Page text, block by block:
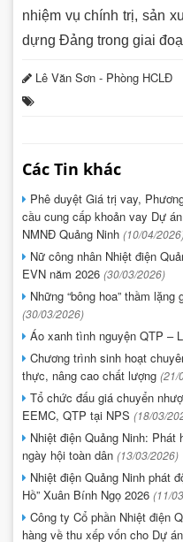
nhiệm vụ chính trị, sản
dựng Đảng trong giai
Lê Văn Sơn - Phòng HCLĐ
Các Tin khác
Phê duyệt Giá trị vay,
cầu cung cấp khoản vay Dự
NMNĐ Quảng Ninh (10/04/
Nữ công nhân Nhiệt điện
EVN năm 2026 (30/03/2026)
Những “bông hoa” thầm
(30/03/2026)
Áo xanh tình nguyện QTP –
Chương trình sinh hoạt
thực, nâng cao chất lượng (21/
Tổ chức đấu giá chuyển
EEMC, QTP tại NPS (18/03/
Nhiệt điện Quảng Ninh:
ngày hội toàn dân (13/03/2026)
Nhiệt điện Quảng Ninh phát
Hồ” Xuân Bính Ngọ 2026 (11/
Công ty Cổ phần Nhiệt điện
hàng về thu xếp vốn cho Dự